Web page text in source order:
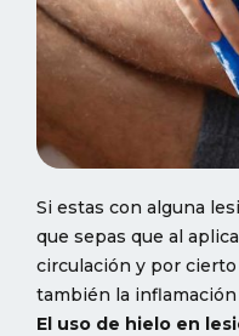
Si estas con alguna
que sepas que al
circulación y por
también la
El uso de hielo en